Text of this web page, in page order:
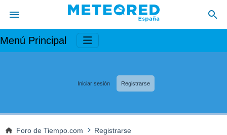
Menú Principal
Iniciar sesión Registrarse
Foro de Tiempo.com Registrarse